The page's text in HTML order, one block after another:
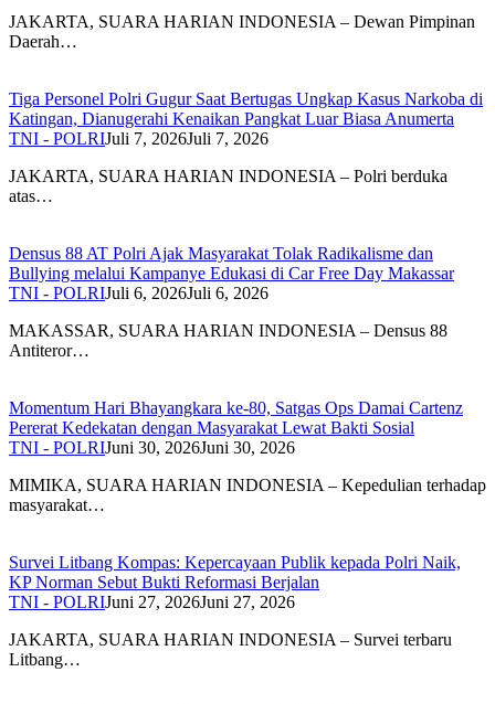
JAKARTA, SUARA HARIAN INDONESIA – Dewan Pimpinan
Daerah…
Tiga Personel Polri Gugur Saat Bertugas Ungkap Kasus Narkoba di
Katingan, Dianugerahi Kenaikan Pangkat Luar Biasa Anumerta
TNI - POLRIJuli 7, 2026Juli 7, 2026
JAKARTA, SUARA HARIAN INDONESIA – Polri berduka
atas…
Densus 88 AT Polri Ajak Masyarakat Tolak Radikalisme dan
Bullying melalui Kampanye Edukasi di Car Free Day Makassar
TNI - POLRIJuli 6, 2026Juli 6, 2026
MAKASSAR, SUARA HARIAN INDONESIA – Densus 88
Antiteror…
Momentum Hari Bhayangkara ke-80, Satgas Ops Damai Cartenz
Pererat Kedekatan dengan Masyarakat Lewat Bakti Sosial
TNI - POLRIJuni 30, 2026Juni 30, 2026
MIMIKA, SUARA HARIAN INDONESIA – Kepedulian terhadap
masyarakat…
Survei Litbang Kompas: Kepercayaan Publik kepada Polri Naik,
KP Norman Sebut Bukti Reformasi Berjalan
TNI - POLRIJuni 27, 2026Juni 27, 2026
JAKARTA, SUARA HARIAN INDONESIA – Survei terbaru
Litbang…